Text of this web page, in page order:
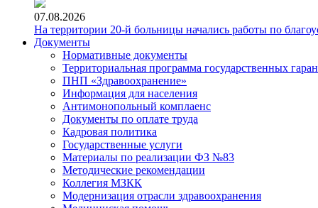
07.08.2026
На территории 20-й больницы начались работы по
Документы
Нормативные документы
Территориальная программа государственных
ПНП «Здравоохранение»
Информация для населения
Антимонопольный комплаенс
Документы по оплате труда
Кадровая политика
Государственные услуги
Материалы по реализации ФЗ №83
Методические рекомендации
Коллегия МЗКК
Модернизация отрасли здравоохранения